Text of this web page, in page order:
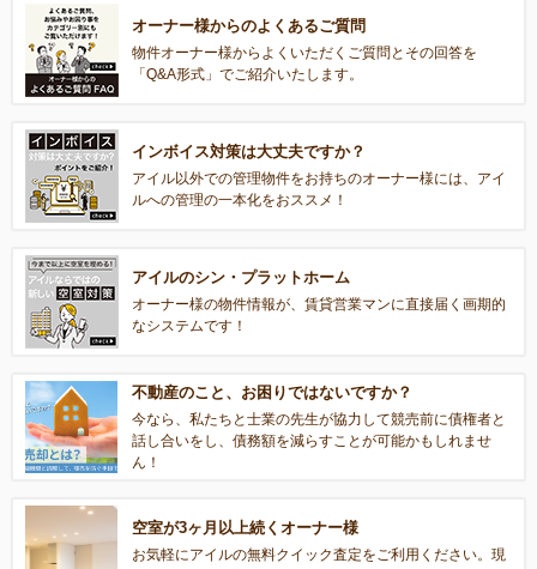
オーナー様からのよくあるご質問
物件オーナー様からよくいただくご質問とその回答を
「Q&A形式」でご紹介いたします。
インボイス対策は大丈夫ですか？
アイル以外での管理物件をお持ちのオーナー様には、アイ
ルへの管理の一本化をおススメ！
アイルのシン・プラットホーム
オーナー様の物件情報が、賃貸営業マンに直接届く画期的
なシステムです！
不動産のこと、お困りではないですか？
今なら、私たちと士業の先生が協力して競売前に債権者と
話し合いをし、債務額を減らすことが可能かもしれませ
ん！
空室が3ヶ月以上続くオーナー様
お気軽にアイルの無料クイック査定をご利用ください。現